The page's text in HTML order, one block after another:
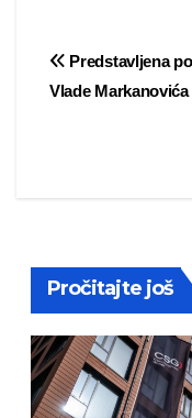
Post
Predstavljena
Vlade Markanovića
Pročitajte još